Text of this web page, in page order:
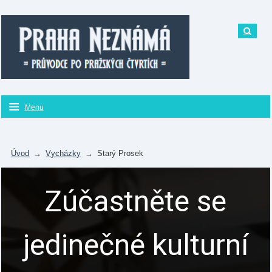
Menu
Úvod → Vycházky → Starý Prosek
Zúčastněte se
jedinečné kulturní